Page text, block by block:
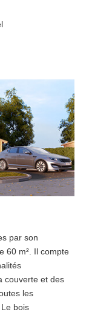
par son
60 m². Il compte
couverte et des
les
bois